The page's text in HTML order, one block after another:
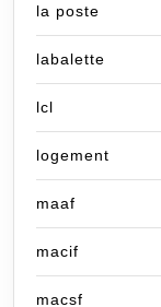
la poste
labalette
lcl
logement
maaf
macif
macsf